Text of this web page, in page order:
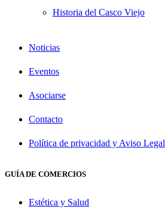
Historia del Casco Viejo
Noticias
Eventos
Asociarse
Contacto
Política de privacidad y Aviso Legal
GUÍA DE COMERCIOS
Estética y Salud